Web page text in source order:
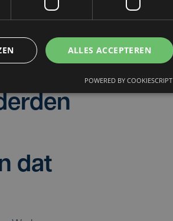
voor de
dat
ALLES ACCEPTEREN
POWERED BY COOKIESCRIPT